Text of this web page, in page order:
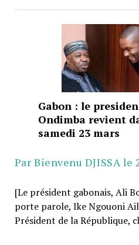
Gabon : le
Ondimba revient
samedi 23 mars
Par Bienvenu DJISSA le
[Le président gabonais, Ali
porte parole, Ike Ngouoni
Président de la République,